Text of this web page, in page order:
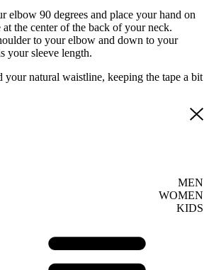
elbow 90 degrees and place your hand on
the center of the back of your neck.
to your elbow and down to your
your sleeve length.
your natural waistline, keeping the tape a bit
MEN
WOMEN
KIDS